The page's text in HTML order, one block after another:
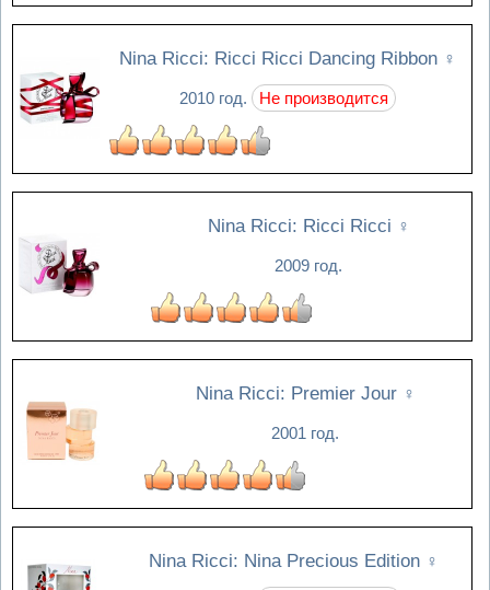
Nina Ricci: Ricci Ricci Dancing Ribbon ♀
2010 год. Не производится
Nina Ricci: Ricci Ricci ♀
2009 год.
Nina Ricci: Premier Jour ♀
2001 год.
Nina Ricci: Nina Precious Edition ♀